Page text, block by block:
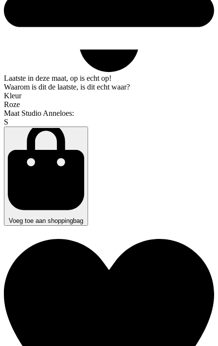
Laatste in deze maat, op is echt op!
Waarom is dit de laatste, is dit echt waar?
Kleur
Roze
Maat Studio Anneloes:
S
Voeg toe aan shoppingbag